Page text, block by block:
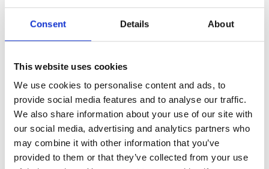
Consent Details About
This website uses cookies
We use cookies to personalise content and ads, to
provide social media features and to analyse our traffic.
We also share information about your use of our site with
our social media, advertising and analytics partners who
may combine it with other information that you’ve
provided to them or that they’ve collected from your use
VERANSTALTUNGEN
VERANSTALTUNGEN
AKTIVITÄTEN IN
KILKENNY
ERFAHRUNGSBERICHTE
und das alles in einer der zauberhaftesten Outdoor-Umgebungen von
Kilkenny.
Egal, ob Sie Ihr Team zu einem entspannten Sommerfest einladen,
einen romantischen Abend mit besonderem Flair planen, einen
lustigen und etwas anderen Mädelsabend veranstalten oder einfach
nur Ihre Freundinnen zu einem gemütlichen Abend zusammenbringen
– dieses Event ist genau das Richtige für Sie. Mit gutem Essen, guter
Musik und einem stimmungsvollen Garten schaffen Sie diesen
Sommer ganz einfach besondere Erinnerungen.